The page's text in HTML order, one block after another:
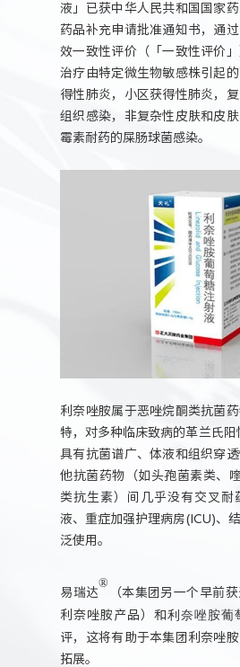
液」已获中华人民共和国国家
药品补充申请批准通知书，通
效一致性评价（「一致性评价
治疗由特定微生物敏感株引起
得性肺炎，小区获得性肺炎，
组织感染，非复杂性皮肤和皮
霉素耐药的屎肠球菌感染。
利奈唑胺属于恶唑烷酮类抗菌
特，对多种临床致病的革兰氏阳
具有抗菌谱广、体液和组织穿
他抗菌药物（如头孢菌素类、
类抗生素）间几乎没有交叉耐
液、重症加强护理病房(ICU)、
泛使用。
易瑞达
®
（本集团另一个早前
利奈唑胺产品）和利奈唑胺葡
评，这将有助于本集团利奈唑
拓展。